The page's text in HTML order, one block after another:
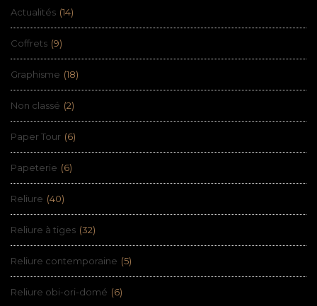
Actualités (14)
Coffrets (9)
Graphisme (18)
Non classé (2)
Paper Tour (6)
Papeterie (6)
Reliure (40)
Reliure à tiges (32)
Reliure contemporaine (5)
Reliure obi-ori-domé (6)